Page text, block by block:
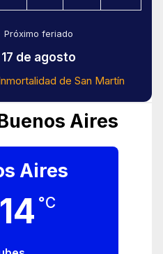
Próximo feriado
17 de agosto
de San Martín
Aires
Aires
14 °C